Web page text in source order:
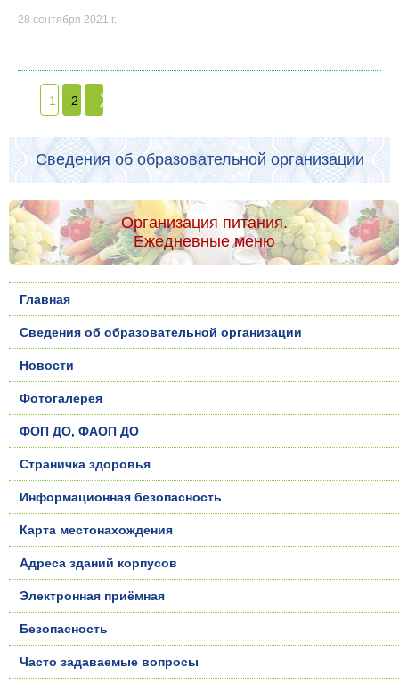
28 сентября 2021 г.
1 2
Сведения об образовательной организации
Организация питания.
Ежедневные меню
Главная
Сведения об образовательной организации
Новости
Фотогалерея
ФОП ДО, ФАОП ДО
Страничка здоровья
Информационная безопасность
Карта местонахождения
Адреса зданий корпусов
Электронная приёмная
Безопасность
Часто задаваемые вопросы